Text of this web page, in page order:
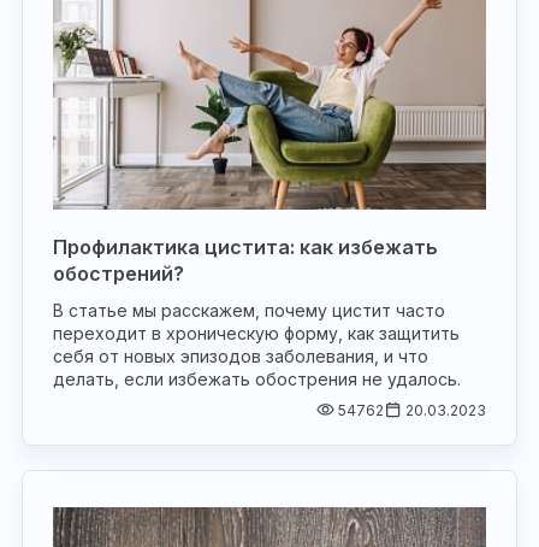
Профилактика цистита: как избежать
обострений?
В статье мы расскажем, почему цистит часто
переходит в хроническую форму, как защитить
себя от новых эпизодов заболевания, и что
делать, если избежать обострения не удалось.
54762 20.03.2023